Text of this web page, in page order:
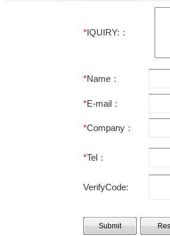
*IQUIRY:：
*Name：
*E-mail：
*Company：
*Tel：
VerifyCode: